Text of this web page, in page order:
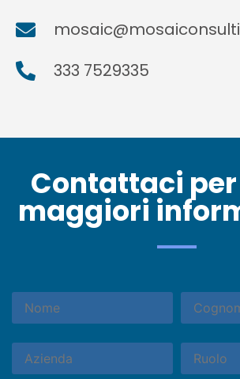
333 7529335
Contattaci
maggiori